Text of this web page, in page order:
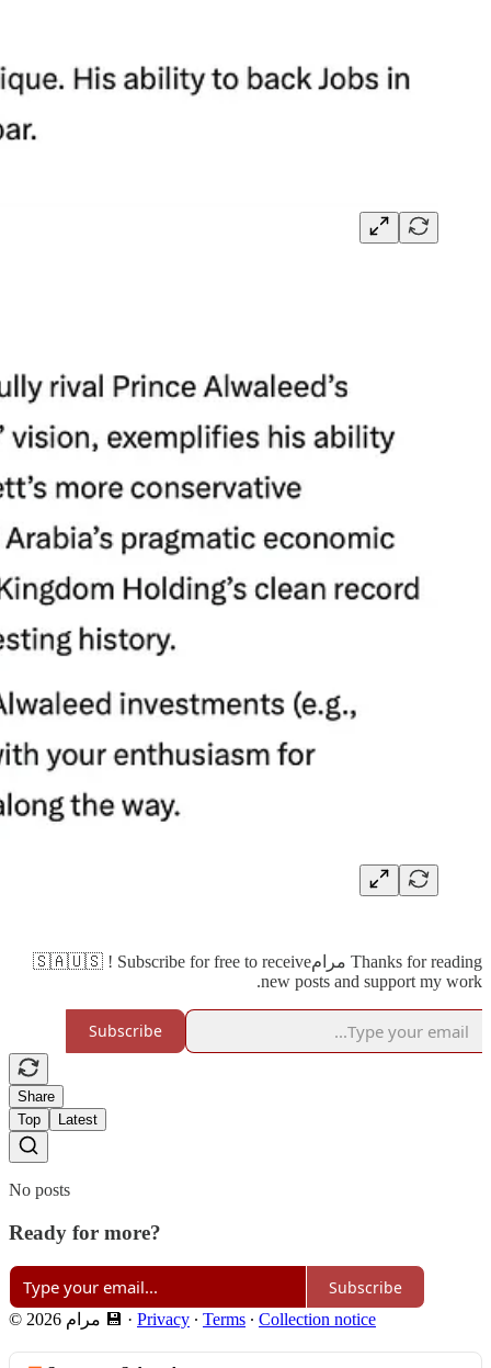
Thanks for reading مرام🇸🇦🇺🇸 ! Subscribe for free to receive
new posts and support my work.
Subscribe
Share
Top
Latest
No posts
Ready for more?
Subscribe
© 2026 مرام 💾 · Privacy ∙ Terms ∙ Collection notice